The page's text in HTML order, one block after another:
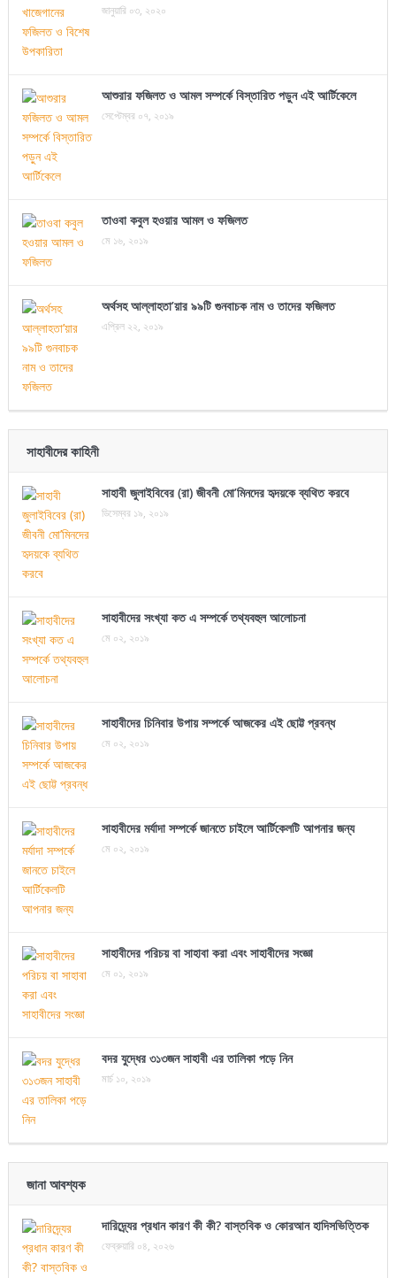
জানুয়ারি ০৩, ২০২০
আশুরার ফজিলত ও আমল সম্পর্কে বিস্তারিত পড়ুন এই আর্টিকেলে
সেপ্টেম্বর ০৭, ২০১৯
তাওবা কবুল হওয়ার আমল ও ফজিলত
মে ১৬, ২০১৯
অর্থসহ আল্লাহতা’য়ার ৯৯টি গুনবাচক নাম ও তাদের ফজিলত
এপ্রিল ২২, ২০১৯
সাহাবীদের কাহিনী
সাহাবী জুলাইবিবের (রা) জীবনী মো’মিনদের হৃদয়কে ব্যথিত করবে
ডিসেম্বর ১৯, ২০১৯
সাহাবীদের সংখ্যা কত এ সম্পর্কে তথ্যবহুল আলোচনা
মে ০২, ২০১৯
সাহাবীদের চিনিবার উপায় সম্পর্কে আজকের এই ছোট্ট প্রবন্ধ
মে ০২, ২০১৯
সাহাবীদের মর্যাদা সম্পর্কে জানতে চাইলে আর্টিকেলটি আপনার জন্য
মে ০২, ২০১৯
সাহাবীদের পরিচয় বা সাহাবা করা এবং সাহাবীদের সংজ্ঞা
মে ০১, ২০১৯
বদর যুদ্ধের ৩১৩জন সাহাবী এর তালিকা পড়ে নিন
মার্চ ১০, ২০১৯
জানা আবশ্যক
দারিদ্র্যের প্রধান কারণ কী কী? বাস্তবিক ও কোরআন হাদিসভিত্তিক
ফেব্রুয়ারি ০৪, ২০২৬